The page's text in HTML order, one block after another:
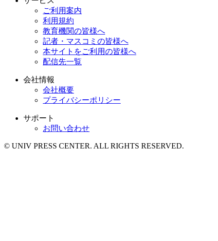
ご利用案内
利用規約
教育機関の皆様へ
記者・マスコミの皆様へ
本サイトをご利用の皆様へ
配信先一覧
会社情報
会社概要
プライバシーポリシー
サポート
お問い合わせ
© UNIV PRESS CENTER. ALL RIGHTS RESERVED.